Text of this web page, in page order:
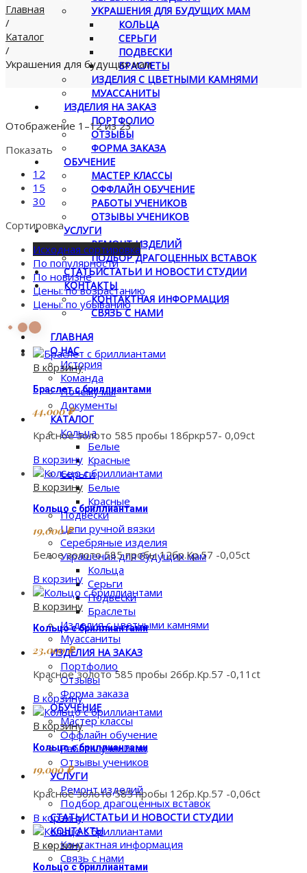
УКРАШЕНИЯ ДЛЯ БУДУЩИХ МАМ
КОЛЬЦА
СЕРЬГИ
ПОДВЕСКИ
БРАСЛЕТЫ
ИЗДЕЛИЯ С ЦВЕТНЫМИ КАМНЯМИ
МУАССАНИТЫ
ИЗДЕЛИЯ НА ЗАКАЗ
ПОРТФОЛИО
ОТЗЫВЫ
ФОРМА ЗАКАЗА
ОБУЧЕНИЕ
МАСТЕР КЛАССЫ
ОФФЛАЙН ОБУЧЕНИЕ
РАБОТЫ УЧЕНИКОВ
ОТЗЫВЫ УЧЕНИКОВ
УСЛУГИ
РЕМОНТ ИЗДЕЛИЙ
ПОДБОР ДРАГОЦЕННЫХ ВСТАВОК
СТАТЬИСТАТЬИ И НОВОСТИ СТУДИИ
КОНТАКТЫ
КОНТАКТНАЯ ИНФОРМАЦИЯ
СВЯЗЬ С НАМИ
ГЛАВНАЯ
О НАС
История
Команда
Почему мы
Документы
КАТАЛОГ
Кольца
Белые
Красные
Серьги
Белые
Красные
Подвески
Цепи ручной вязки
Серебряные изделия
Украшения для будущих мам
Кольца
Серьги
Подвески
Браслеты
Изделия с цветными камнями
Муассаниты
ИЗДЕЛИЯ НА ЗАКАЗ
Портфолио
Отзывы
Форма заказа
ОБУЧЕНИЕ
Мастер классы
Оффлайн обучение
Работы учеников
Отзывы учеников
УСЛУГИ
Ремонт изделий
Подбор драгоценных вставок
СТАТЬИСТАТЬИ И НОВОСТИ СТУДИИ
КОНТАКТЫ
Контактная информация
Связь с нами
Главная
/
Каталог
/
Украшения для будущих мам
Отображение 1–12 из 23
Показать
12
15
30
Сортировка
Исходная сортировка
По популярности
По новизне
Цены: по возрастанию
Цены: по убыванию
В корзину
Браслет с бриллиантами
44,000₽
Красное золото 585 пробы 18бркр57- 0,09ct
В корзину
В корзину
Кольцо с бриллиантами
19,000₽
Белое золото 585 пробы 12бр.Кр.57 -0,05ct
В корзину
В корзину
Кольцо с бриллиантами
23,000₽
Красное золото 585 пробы 26бр.Кр.57 -0,11ct
В корзину
В корзину
Кольцо с бриллиантами
19,000₽
Красное золото 585 пробы 12бр.Кр.57 -0,06ct
В корзину
В корзину
Кольцо с бриллиантами